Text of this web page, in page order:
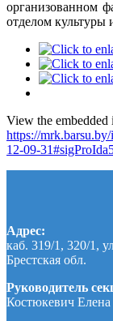
организованном
отделом культуры
View the embedded
https://
12-09-
Адрес:
каб. 319/1, 320/1,
Брестская обл.
Руководитель
Костюкевич Елена